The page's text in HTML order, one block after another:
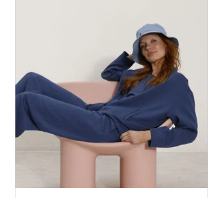
BOSS, Calvin Klein, Marc Cain, Max Mara Studio, Polo